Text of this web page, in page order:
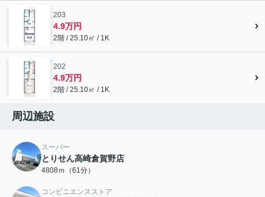
203
4.9万円
2階 / 25.10㎡ / 1K
202
4.9万円
2階 / 25.10㎡ / 1K
周辺施設
スーパー
とりせん高崎倉賀野店
4808ｍ（61分）
コンビニエンスストア